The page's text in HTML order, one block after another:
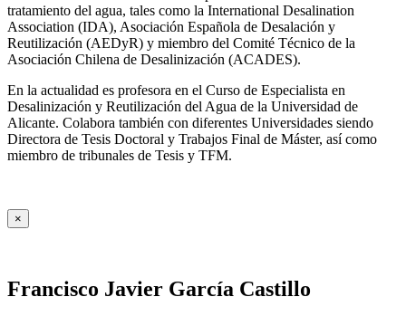
tratamiento del agua, tales como la International Desalination
Association (IDA), Asociación Española de Desalación y
Reutilización (AEDyR) y miembro del Comité Técnico de la
Asociación Chilena de Desalinización (ACADES).
En la actualidad es profesora en el Curso de Especialista en
Desalinización y Reutilización del Agua de la Universidad de
Alicante. Colabora también con diferentes Universidades siendo
Directora de Tesis Doctoral y Trabajos Final de Máster, así como
miembro de tribunales de Tesis y TFM.
×
Francisco Javier García Castillo